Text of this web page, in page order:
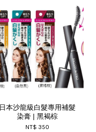
日本沙龍級白髮專用補髮
染膏 | 黑褐棕
NT$ 350